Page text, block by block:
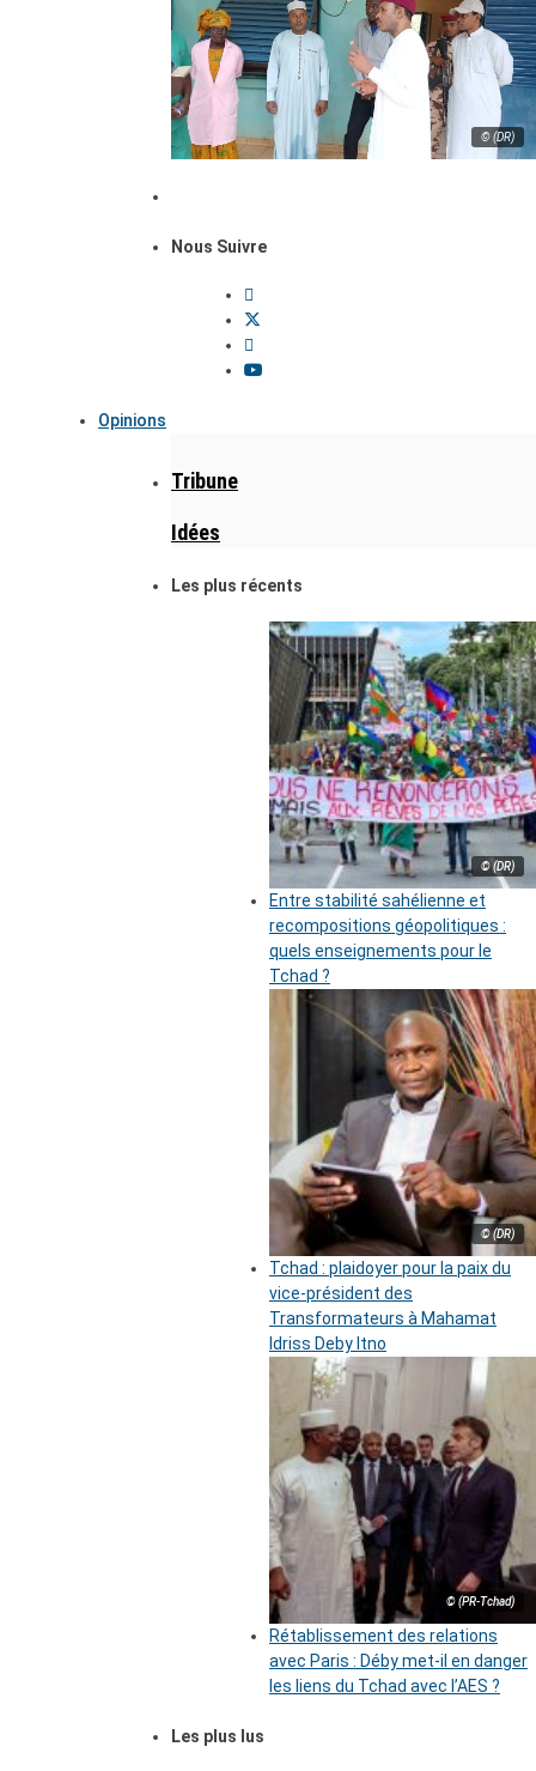
© (DR)
Nous Suivre
Opinions
Tribune
Idées
Les plus récents
© (DR)
Entre stabilité sahélienne et
recompositions géopolitiques :
quels enseignements pour le
Tchad ?
© (DR)
Tchad : plaidoyer pour la paix du
vice-président des
Transformateurs à Mahamat
Idriss Deby Itno
© (PR-Tchad)
Rétablissement des relations
avec Paris : Déby met-il en danger
les liens du Tchad avec l’AES ?
Les plus lus